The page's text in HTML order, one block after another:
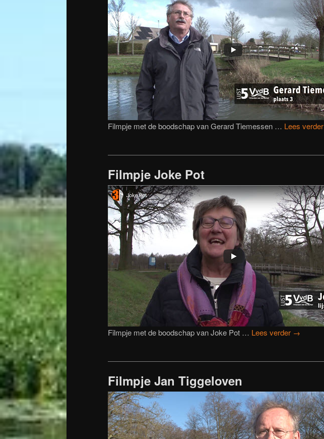
Filmpje met de boodschap van Gerard Tiemessen … Lees verder
Filmpje Joke Pot
Filmpje met de boodschap van Joke Pot … Lees verder →
Filmpje Jan Tiggeloven